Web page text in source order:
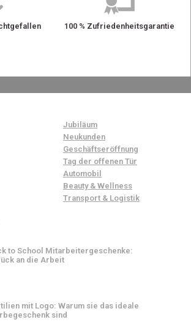
100 % Zufriedenheitsgarantie
Jubiläum
Neukunden
Geschäftseröffnung
Tag der offenen Tür
Automobil
Beauty & Wellness
Transport & Logistik
to School Mitarbeitergeschenke:
an die Arbeit
mit Logo: Warum sie das ideale
sind